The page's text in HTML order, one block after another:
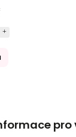
pro